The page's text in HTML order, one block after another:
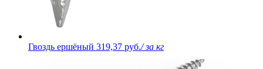
Гвоздь ершёный 319,37 руб./ за кг